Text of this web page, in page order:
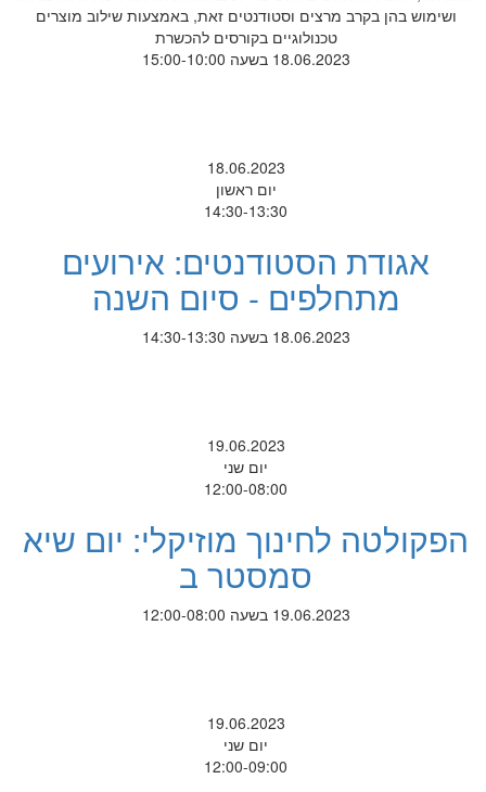
ושימוש בהן בקרב מרצים וסטודנטים זאת, באמצעות שילוב מוצרים
טכנולוגיים בקורסים להכשרת
18.06.2023 בשעה 15:00-10:00
18.06.2023
יום ראשון
14:30-13:30
אגודת הסטודנטים: אירועים
מתחלפים - סיום השנה
18.06.2023 בשעה 14:30-13:30
19.06.2023
יום שני
12:00-08:00
הפקולטה לחינוך מוזיקלי: יום שיא
סמסטר ב
19.06.2023 בשעה 12:00-08:00
19.06.2023
יום שני
12:00-09:00